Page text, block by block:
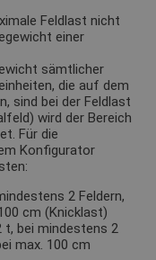
Feldlast nicht
einer
sämtlicher
die auf dem
sind bei der Feldlast
wird der Bereich
Für die
Konfigurator
2 Feldern,
cm (Knicklast)
t, bei mindestens 2
max. 100 cm